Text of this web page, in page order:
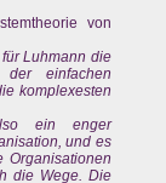
von
Luhmann die
einfachen
komplexesten
ein enger
und es
Organisationen
die Wege. Die